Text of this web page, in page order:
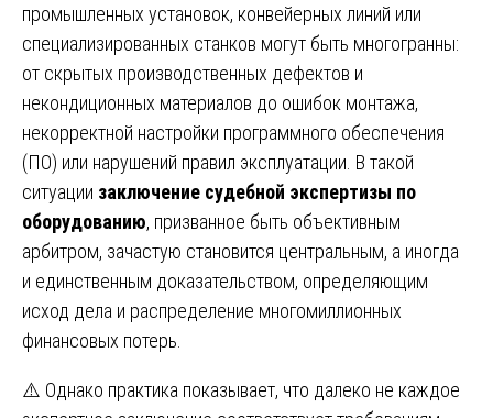
промышленных установок, конвейерных линий или
специализированных станков могут быть многогранны:
от скрытых производственных дефектов и
некондиционных материалов до ошибок монтажа,
некорректной настройки программного обеспечения
(ПО) или нарушений правил эксплуатации. В такой
ситуации заключение судебной экспертизы по
оборудованию, призванное быть объективным
арбитром, зачастую становится центральным, а иногда
и единственным доказательством, определяющим
исход дела и распределение многомиллионных
финансовых потерь.
⚠️ Однако практика показывает, что далеко не каждое